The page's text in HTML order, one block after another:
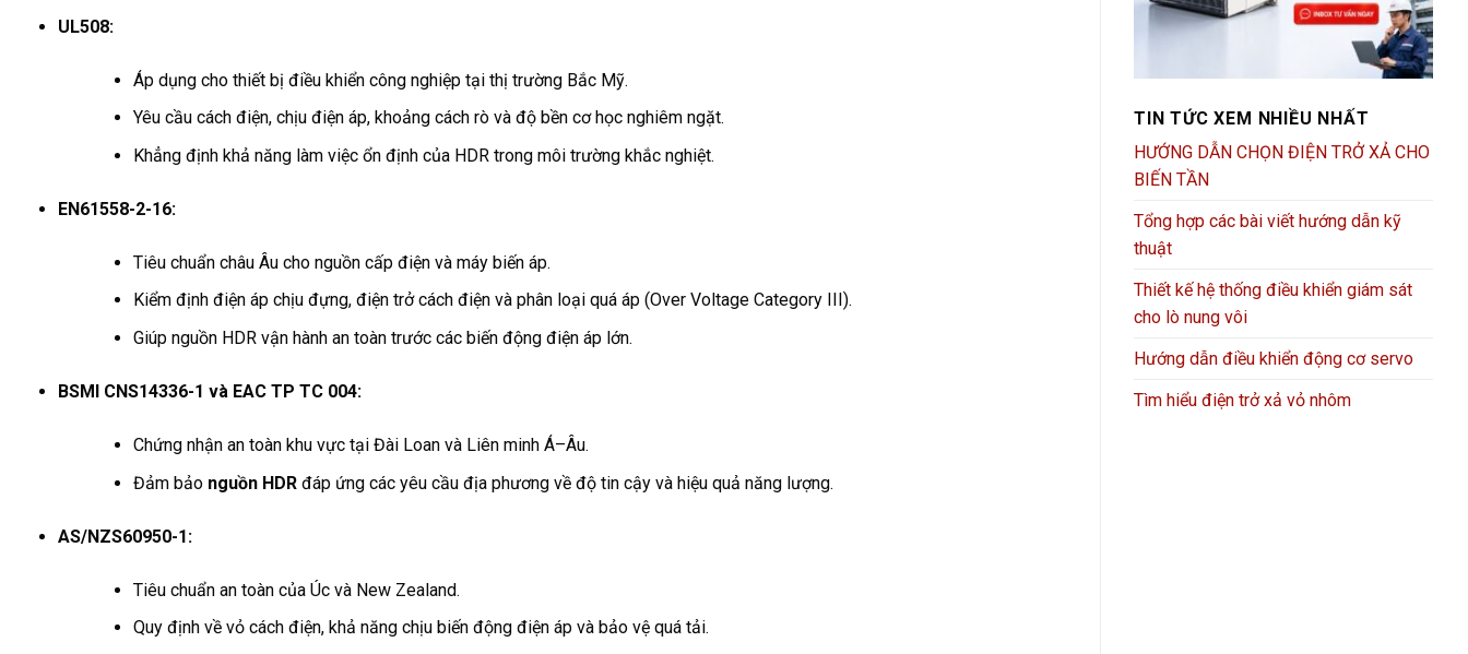
UL508:
Áp dụng cho thiết bị điều khiển công nghiệp tại thị trường Bắc Mỹ.
Yêu cầu cách điện, chịu điện áp, khoảng cách rò và độ bền cơ học nghiêm ngặt.
Khẳng định khả năng làm việc ổn định của HDR trong môi trường khắc nghiệt.
EN61558-2-16:
Tiêu chuẩn châu Âu cho nguồn cấp điện và máy biến áp.
Kiểm định điện áp chịu đựng, điện trở cách điện và phân loại quá áp (Over Voltage Category III).
Giúp nguồn HDR vận hành an toàn trước các biến động điện áp lớn.
BSMI CNS14336-1 và EAC TP TC 004:
Chứng nhận an toàn khu vực tại Đài Loan và Liên minh Á–Âu.
Đảm bảo nguồn HDRđáp ứng các yêu cầu địa phương về độ tin cậy và hiệu quả năng lượng.
AS/NZS60950-1:
Tiêu chuẩn an toàn của Úc và New Zealand.
Quy định về vỏ cách điện, khả năng chịu biến động điện áp và bảo vệ quá tải.
TIN TỨC XEM NHIỀU NHẤT
HƯỚNG DẪN CHỌN ĐIỆN TRỞ XẢ CHO
BIẾN TẦN
Tổng hợp các bài viết hướng dẫn kỹ
thuật
Thiết kế hệ thống điều khiển giám sát
cho lò nung vôi
Hướng dẫn điều khiển động cơ servo
Tìm hiểu điện trở xả vỏ nhôm